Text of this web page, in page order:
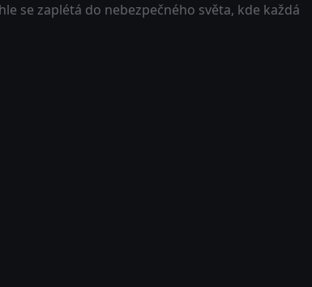
se zaplétá do nebezpečného světa, kde každá